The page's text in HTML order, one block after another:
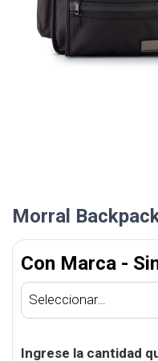
Morral
Con Marca -
Ingrese la cantidad